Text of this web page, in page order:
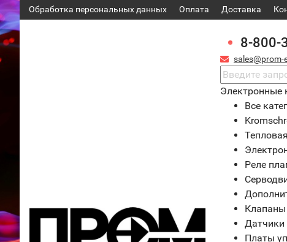
Обработка персональных данных Оплата Доставка
8-800-
sales@prom-
Электронные
Все
Реле
Клапаны
Датчики
Платы